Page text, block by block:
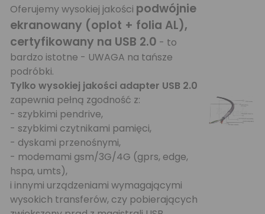
Oferujemy wysokiej jakości podwójnie
ekranowany (oplot + folia AL),
certyfikowany na USB 2.0 - to
bardzo istotne - UWAGA na tańsze
podróbki.
Tylko wysokiej jakości adapter USB 2.0
zapewnia pełną zgodność z:
- szybkimi pendrive,
- szybkimi czytnikami pamięci,
- dyskami przenośnymi,
- modemami gsm/3G/4G (gprs, edge,
hspa, umts),
i innymi urządzeniami wymagającymi
wysokich transferów, czy pobierających